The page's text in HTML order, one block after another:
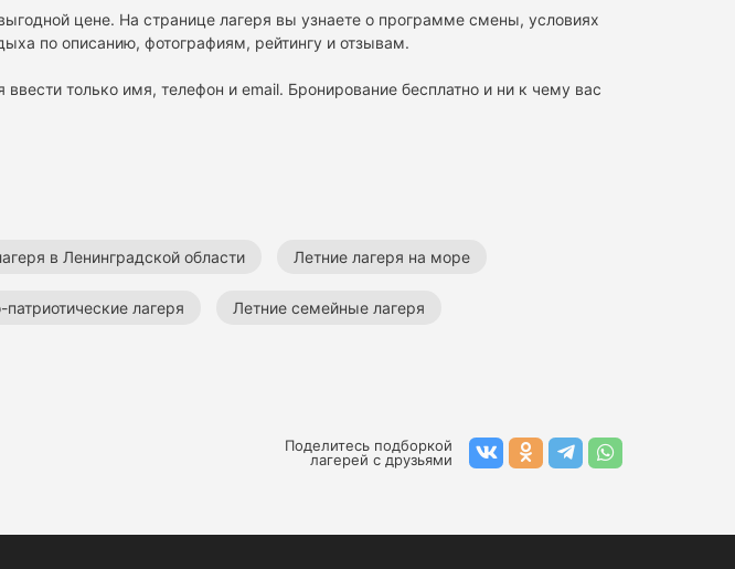
цене. На странице лагеря вы узнаете о программе смены, условиях
по описанию, фотографиям, рейтингу и отзывам.
только имя, телефон и email. Бронирование бесплатно и ни к чему вас
в Ленинградской области Летние лагеря на море
лагеря Летние семейные лагеря
Поделитесь подборкой
лагерей с друзьями